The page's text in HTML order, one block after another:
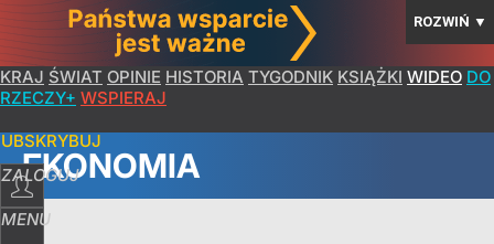
ROZWIŃ ▼
KRAJ ŚWIAT OPINIE HISTORIA TYGODNIK KSIĄŻKI WIDEO DO
RZECZY+ WSPIERAJ
ZALOGUJ
MENU
EKONOMIA